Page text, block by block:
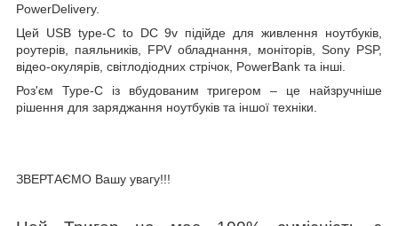
PowerDelivery.
Цей USB type-C to DC 9v підійде для живлення ноутбуків,
роутерів, паяльників, FPV обладнання, моніторів, Sony PSP,
відео-окулярів, світлодіодних стрічок, PowerBank та інші.
Роз'єм Type-C із вбудованим тригером – це найзручніше
рішення для заряджання ноутбуків та іншої техніки.
ЗВЕРТАЄМО Вашу увагу!!!